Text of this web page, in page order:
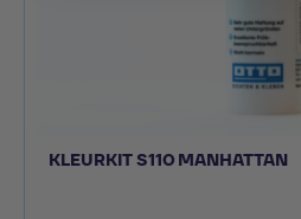
KLEURKIT S110 MANHATTAN